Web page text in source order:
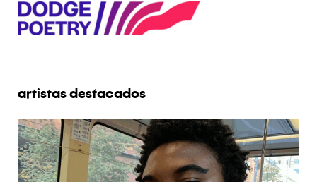
artistas destacados